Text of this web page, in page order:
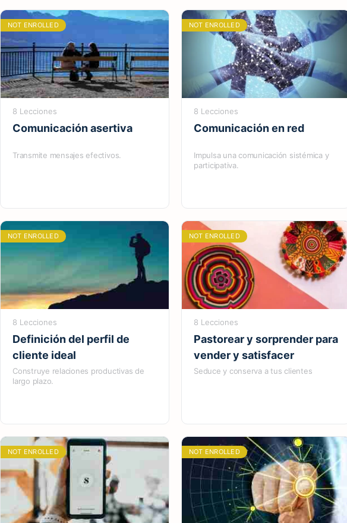
NOT ENROLLED
8 Lecciones
Comunicación asertiva
Transmite mensajes efectivos.
NOT ENROLLED
8 Lecciones
Comunicación en red
Impulsa una comunicación sistémica y
participativa.
NOT ENROLLED
8 Lecciones
Definición del perfil de
cliente ideal
Construye relaciones productivas de
largo plazo.
NOT ENROLLED
8 Lecciones
Pastorear y sorprender para
vender y satisfacer
Seduce y conserva a tus clientes
NOT ENROLLED NOT ENROLLED